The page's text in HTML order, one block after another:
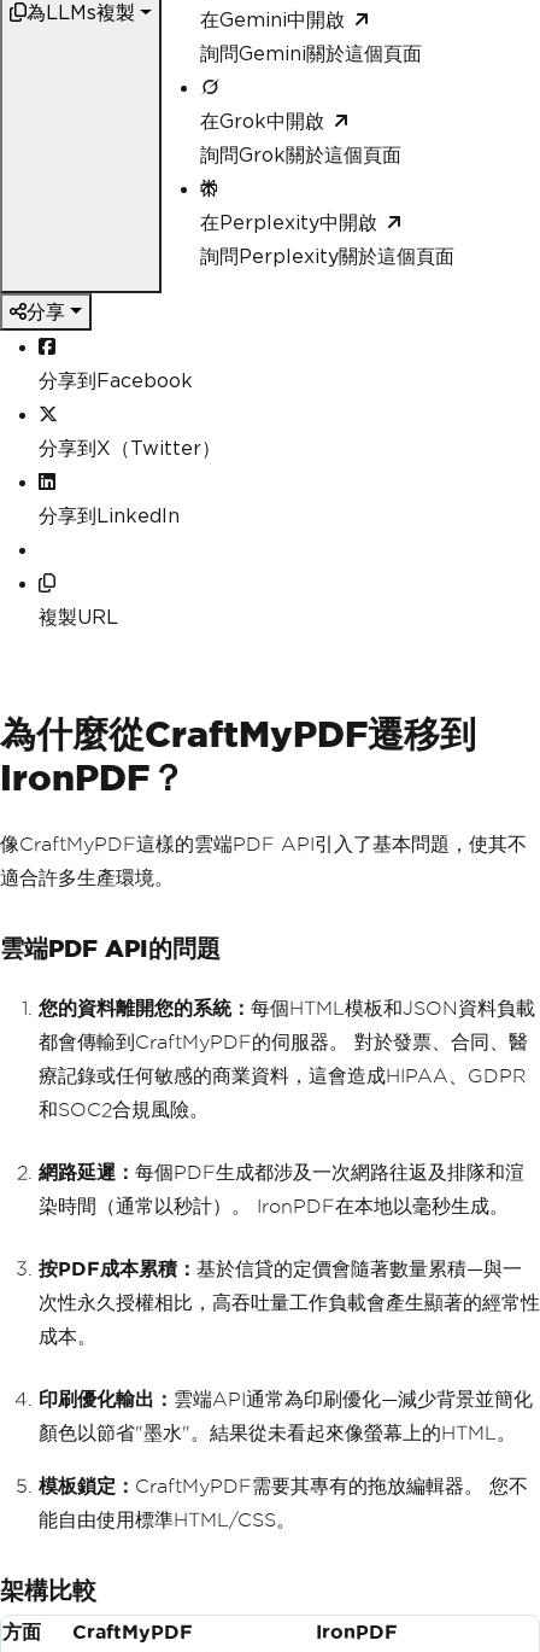
為LLMs複製
在Gemini中開啟
詢問Gemini關於這個頁面
在Grok中開啟
詢問Grok關於這個頁面
在Perplexity中開啟
詢問Perplexity關於這個頁面
分享
分享到Facebook
分享到X（Twitter）
分享到LinkedIn
複製URL
為什麼從CraftMyPDF遷移到
IronPDF？
像CraftMyPDF這樣的雲端PDF API引入了基本問題，使其不
適合許多生產環境。
雲端PDF API的問題
您的資料離開您的系統： 每個HTML模板和JSON資料負載
都會傳輸到CraftMyPDF的伺服器。 對於發票、合同、醫
療記錄或任何敏感的商業資料，這會造成HIPAA、GDPR
和SOC2合規風險。
網路延遲： 每個PDF生成都涉及一次網路往返及排隊和渲
染時間（通常以秒計）。 IronPDF在本地以毫秒生成。
按PDF成本累積： 基於信貸的定價會隨著數量累積—與一
次性永久授權相比，高吞吐量工作負載會產生顯著的經常性
成本。
印刷優化輸出： 雲端API通常為印刷優化—減少背景並簡化
顏色以節省"墨水"。結果從未看起來像螢幕上的HTML。
模板鎖定： CraftMyPDF需要其專有的拖放編輯器。 您不
能自由使用標準HTML/CSS。
架構比較
方面 CraftMyPDF
IronPDF